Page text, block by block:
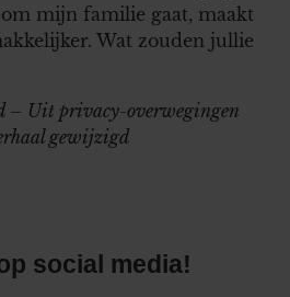
mijn familie gaat, maakt
Wat zouden jullie
– Uit privacy-overwegingen
gewijzigd
social media!